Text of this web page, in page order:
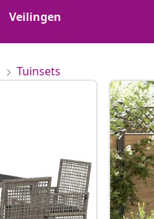
Veilingen
Tuinsets